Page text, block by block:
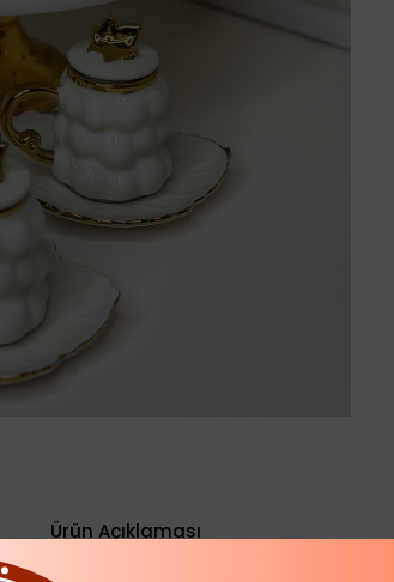
Ürün Açıklaması